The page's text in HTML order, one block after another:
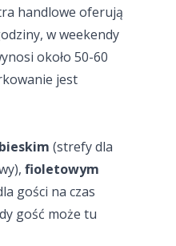
handlowe oferują
w weekendy
około 50-60
jest
(strefy dla
fioletowym
gości na czas
gość może tu